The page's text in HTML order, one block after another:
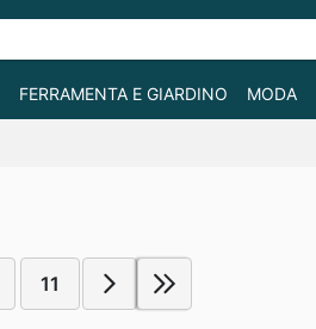
FERRAMENTA E GIARDINO MODA
11